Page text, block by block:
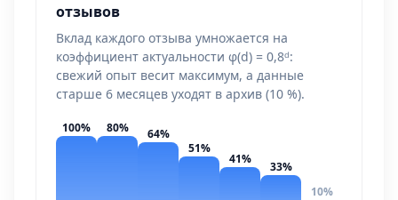
отзывов
Вклад каждого отзыва умножается на
коэффициент актуальности φ(d) = 0,8ᵈ:
свежий опыт весит максимум, а данные
старше 6 месяцев уходят в архив (10 %).
100% 80% 64%
51%
41%
33%
10%